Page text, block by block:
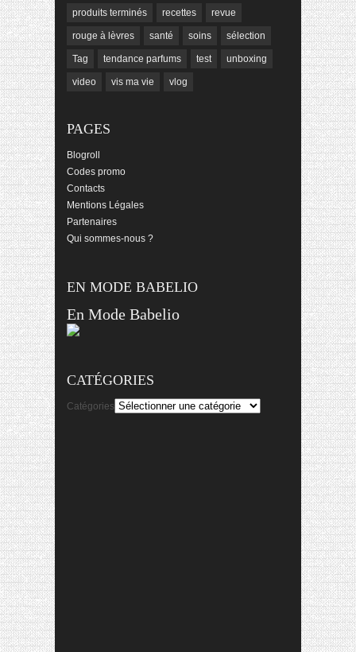
produits terminés recettes revue
rouge à lèvres santé soins sélection
Tag tendance parfums test unboxing
video vis ma vie vlog
PAGES
Blogroll
Codes promo
Contacts
Mentions Légales
Partenaires
Qui sommes-nous ?
EN MODE BABELIO
En Mode Babelio
CATÉGORIES
Catégories